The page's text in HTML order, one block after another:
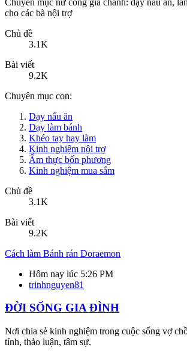
Bài viết
9.2K
Chuyên mục con:
Dạy làm bánh
Khéo tay hay làm
Ẩm thực bốn phương
Chủ đề
3.1K
Bài viết
9.2K
Cách làm Bánh rán Doraemon
trinhnguyen81
ĐỜI SỐNG GIA ĐÌNH
Nơi chia sẻ kinh nghiệm trong cuộc sống vợ
tính, thảo luận, tâm sự.
Chủ đề
2.7K
Bài viết
10.4K